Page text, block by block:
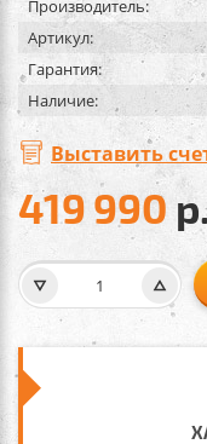
Производитель:
Артикул:
Гарантия:
Наличие:
Выставить
419 990 р.